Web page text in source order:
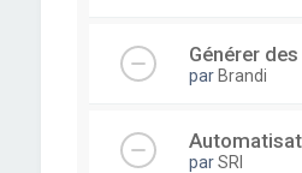
Générer
par Brandi
parSRI